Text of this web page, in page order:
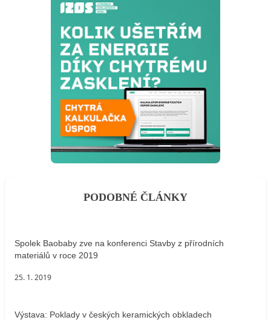
PODOBNÉ ČLÁNKY
Spolek Baobaby zve na konferenci Stavby z přírodních
materiálů v roce 2019
25. 1. 2019
Výstava: Poklady v českých keramických obkladech